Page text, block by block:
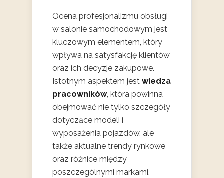
Ocena profesjonalizmu obsługi
w salonie samochodowym jest
kluczowym elementem, który
wpływa na satysfakcję klientów
oraz ich decyzje zakupowe.
Istotnym aspektem jest wiedza
pracowników, która powinna
obejmować nie tylko szczegóły
dotyczące modeli i
wyposażenia pojazdów, ale
także aktualne trendy rynkowe
oraz różnice między
poszczególnymi markami.